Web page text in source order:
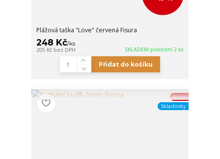
Plážová taška "Love" červená Fisura
248 Kč/ks
205 Kč bez DPH SKLADEM poslední 2 ks
Přidat do košíku
Akce
Skladovky